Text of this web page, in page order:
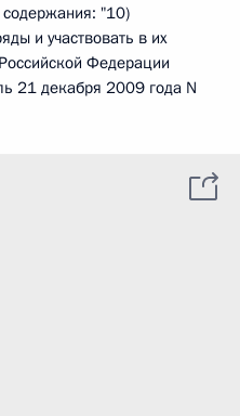
"10)
и участвовать в их
Федерации
21 декабря 2009 года N